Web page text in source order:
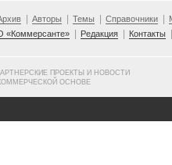
Авторы Темы Справочники
«Коммерсанте»
Редакция Контакты
ПРОЕКТЫ И НОВОСТИ
ОСНОВЕ